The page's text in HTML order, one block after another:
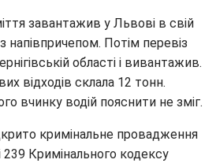
завантажив у Львові в свій
напівпричепом. Потім перевіз
області і вивантажив.
відходів склала 12 тонн.
вчинку водій пояснити не зміг.
кримінальне провадження
Кримінального кодексу